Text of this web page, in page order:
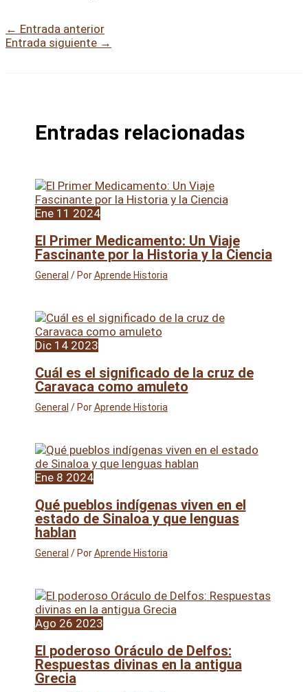
← Entrada anterior
Entrada siguiente →
Entradas relacionadas
Ene 11 2024
El Primer Medicamento: Un Viaje
Fascinante por la Historia y la Ciencia
General / PorAprende Historia
Dic 14 2023
Cuál es el significado de la cruz de
Caravaca como amuleto
General / PorAprende Historia
Ene 8 2024
Qué pueblos indígenas viven en el
estado de Sinaloa y que lenguas
hablan
General / PorAprende Historia
Ago 26 2023
El poderoso Oráculo de Delfos:
Respuestas divinas en la antigua
Grecia